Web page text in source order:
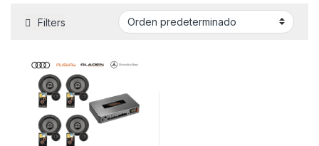
Filters